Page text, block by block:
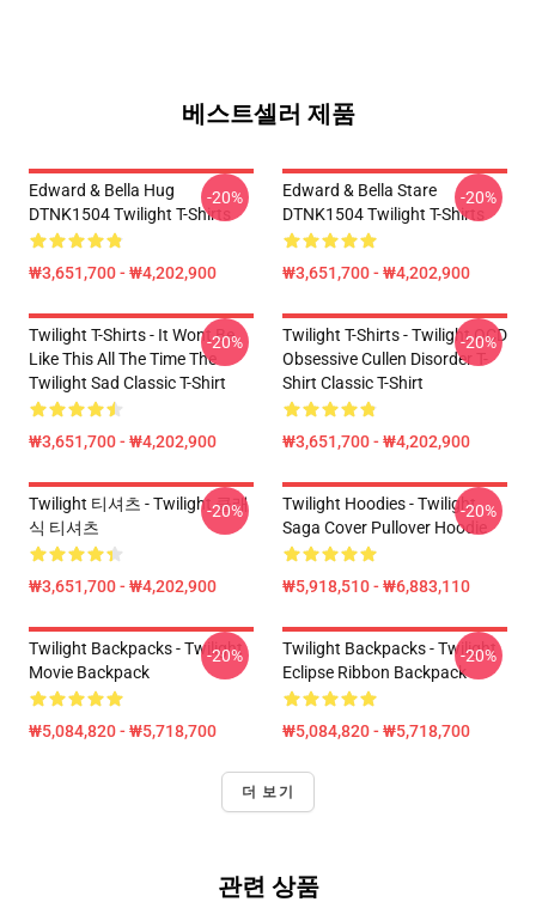
베스트셀러 제품
Edward & Bella Hug
DTNK1504 Twilight T-Shirts
₩3,651,700 - ₩4,202,900
-20%
Edward & Bella Stare
DTNK1504 Twilight T-Shirts
₩3,651,700 - ₩4,202,900
-20%
Twilight T-Shirts - It Wont Be
Like This All The Time The
Twilight Sad Classic T-Shirt
₩3,651,700 - ₩4,202,900
-20%
Twilight T-Shirts - Twilight OCD
Obsessive Cullen Disorder T-
Shirt Classic T-Shirt
₩3,651,700 - ₩4,202,900
-20%
Twilight 티셔츠 - Twilight 클래
식 티셔츠
₩3,651,700 - ₩4,202,900
-20%
Twilight Hoodies - Twilight
Saga Cover Pullover Hoodie
₩5,918,510 - ₩6,883,110
-20%
Twilight Backpacks - Twilight
Movie Backpack
₩5,084,820 - ₩5,718,700
-20%
Twilight Backpacks - Twilight
Eclipse Ribbon Backpack
₩5,084,820 - ₩5,718,700
-20%
더 보기
관련 상품